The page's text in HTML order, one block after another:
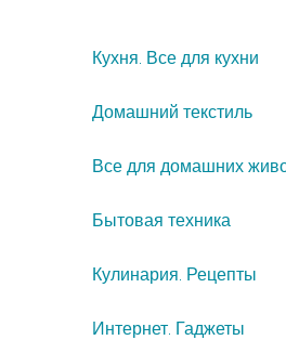
Кухня. Все для кухни
Домашний текстиль
Все для домашних
Бытовая техника
Кулинария. Рецепты
Интернет. Гаджеты